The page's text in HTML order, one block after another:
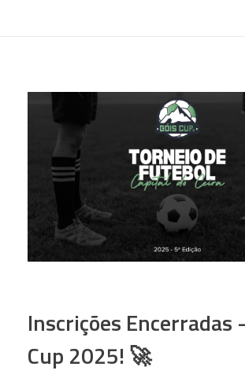
Inscrições Encerradas
Cup 2025! 🚀